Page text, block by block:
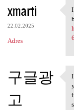
xmarti
22.02.2025
Adres
구글광
고
I